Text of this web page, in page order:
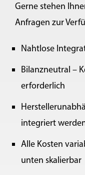
Gerne stehen
Anfragen zur
Nahtlose
Bilanzneutral –
erforderlich
integriert
Alle Kosten
unten skalierbar